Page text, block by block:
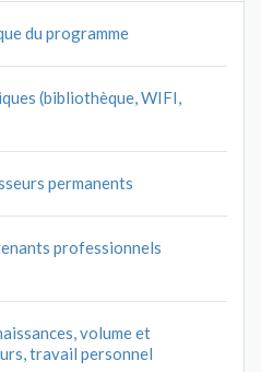
du programme
(bibliothèque, WIFI,
permanents
professionnels
volume et
travail personnel